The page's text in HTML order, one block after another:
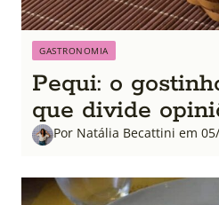
GASTRONOMIA
Pequi: o
que divide
Por Natália Becattini em